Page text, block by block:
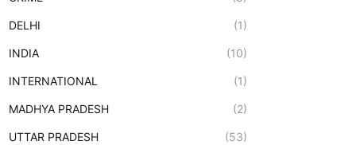
DELHI (1)
INDIA (10)
INTERNATIONAL (1)
MADHYA PRADESH (2)
UTTAR PRADESH (53)